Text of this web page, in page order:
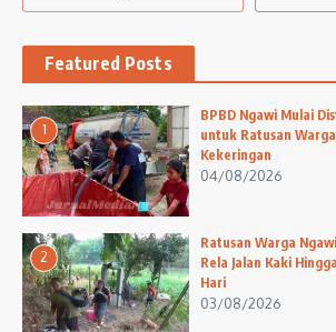
Featured Posts
1
BPBD Ngawi Mulai
untuk Ratusan
Kekeringan
04/08/2026
2
Ratusan Warga
Rela Jalan Kaki
Hari
03/08/2026